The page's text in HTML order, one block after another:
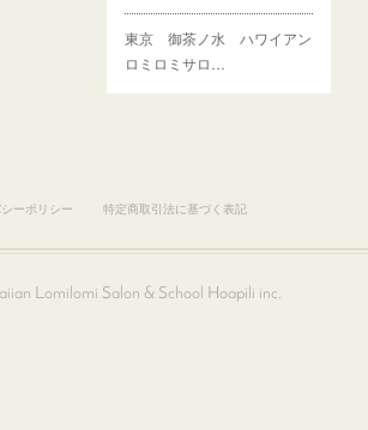
東京 御茶ノ水 ハワイアン
ロミロミサロ…
ーポリシー 特定商取引法に基づく表記
Lomilomi Salon & School Hoapili inc.